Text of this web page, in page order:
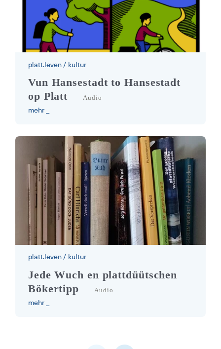
hanserouten plattdeutsch
platt.leven/ kultur
Vun Hansestadt to Hansestadt
op Platt
Audio
mehr _
plattdeutsche Büchertipps von
platt.leven/ kultur
Jede Wuch en plattdüütschen
Bökertipp
Audio
mehr _